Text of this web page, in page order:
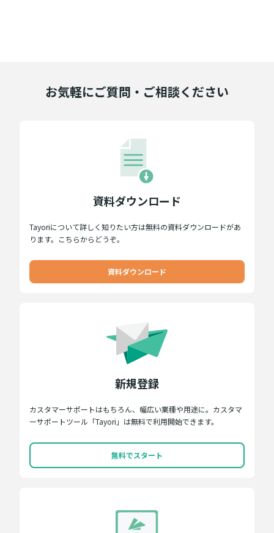
お気軽にご質問・ご相談ください
資料ダウンロード
Tayoriについて詳しく知りたい方は無料の資料ダウンロードがあ
ります。こちらからどうぞ。
資料ダウンロード
新規登録
カスタマーサポートはもちろん、幅広い業種や用途に。カスタマ
ーサポートツール「Tayori」は無料で利用開始できます。
無料でスタート